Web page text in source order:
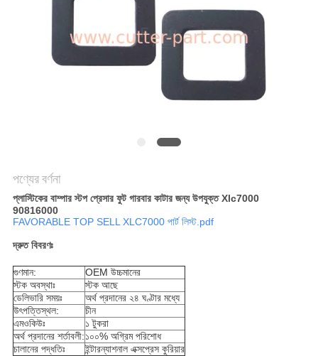
PRIVACY
POLICY
পণ্যের বর্ণনা
প্লাস্টিকের বাম্পার স্টপ প্রেসার ফুট গারবার কাটার জন্য উপযুক্ত Xlc7000
90816000
FAVORABLE TOP SELL XLC7000 পার্ট লিস্ট.pdf
দ্রুত বিবরণঃ
গুণমান:
OEM উচ্চমানের
স্টক অবস্থাঃ
স্টক আছে
ডেলিভারি সময়ঃ
অর্থ প্রদানের ২৪ ঘণ্টার মধ্যে
উৎপত্তিস্থল:
চীন
এমওকিউঃ
১ টুকরা
অর্থ প্রদানের শর্তাবলী:১০০% অগ্রিম পরিশোধ
চালানের পদ্ধতিঃ
ইন্টারন্যাশনাল এক্সপ্রেস কুরিয়ার